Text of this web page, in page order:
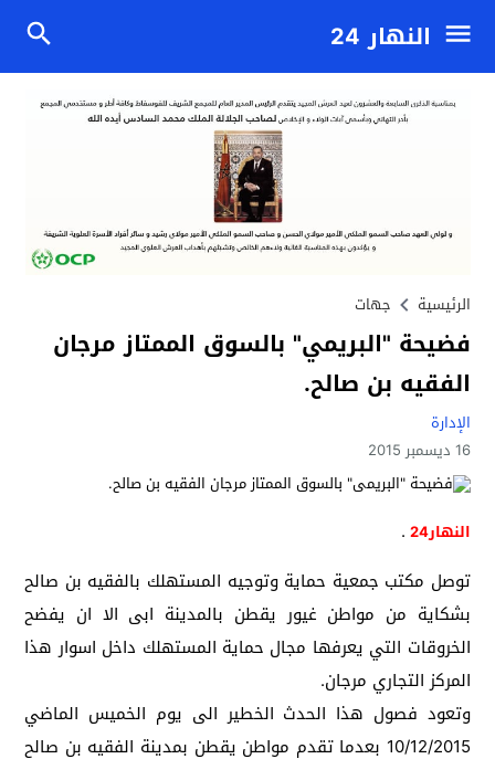
النهار 24
الرئيسية جهات
فضيحة "البريمي" بالسوق الممتاز مرجان
الفقيه بن صالح.
الإدارة
16 ديسمبر 2015
النهار24
.
توصل مكتب جمعية حماية وتوجيه المستهلك بالفقيه بن صالح
بشكاية من مواطن غيور يقطن بالمدينة ابى الا ان يفضح
الخروقات التي يعرفها مجال حماية المستهلك داخل اسوار هذا
المركز التجاري مرجان.
وتعود فصول هذا الحدث الخطير الى يوم الخميس الماضي
10/12/2015 بعدما تقدم مواطن يقطن بمدينة الفقيه بن صالح